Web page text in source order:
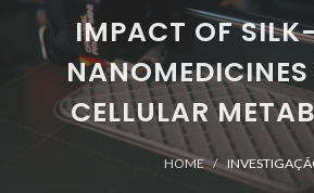
IMPACT OF
CELLULAR
HOME